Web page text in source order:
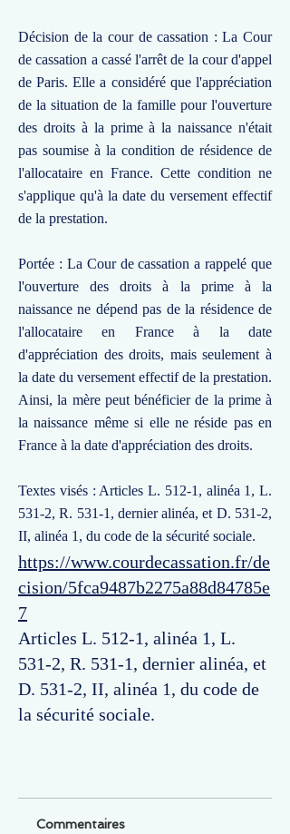
Décision de la cour de cassation : La Cour
de cassation a cassé l'arrêt de la cour d'appel
de Paris. Elle a considéré que l'appréciation
de la situation de la famille pour l'ouverture
des droits à la prime à la naissance n'était
pas soumise à la condition de résidence de
l'allocataire en France. Cette condition ne
s'applique qu'à la date du versement effectif
de la prestation.
Portée : La Cour de cassation a rappelé que
l'ouverture des droits à la prime à la
naissance ne dépend pas de la résidence de
l'allocataire en France à la date
d'appréciation des droits, mais seulement à
la date du versement effectif de la prestation.
Ainsi, la mère peut bénéficier de la prime à
la naissance même si elle ne réside pas en
France à la date d'appréciation des droits.
Textes visés : Articles L. 512-1, alinéa 1, L.
531-2, R. 531-1, dernier alinéa, et D. 531-2,
II, alinéa 1, du code de la sécurité sociale.
https://www.courdecassation.fr/de
cision/5fca9487b2275a88d84785e
7
Articles L. 512-1, alinéa 1, L.
531-2, R. 531-1, dernier alinéa, et
D. 531-2, II, alinéa 1, du code de
la sécurité sociale.
Commentaires